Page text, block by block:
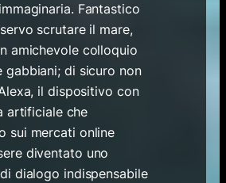
Fantastico
scrutare il mare,
amichevole colloquio
gabbiani; di sicuro non
il dispositivo con
artificiale che
sui mercati online
diventato uno
dialogo indispensabile